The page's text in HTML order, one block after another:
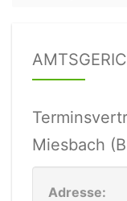
Miesbach
Adresse: